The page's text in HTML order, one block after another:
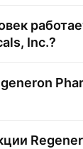
Inc.?